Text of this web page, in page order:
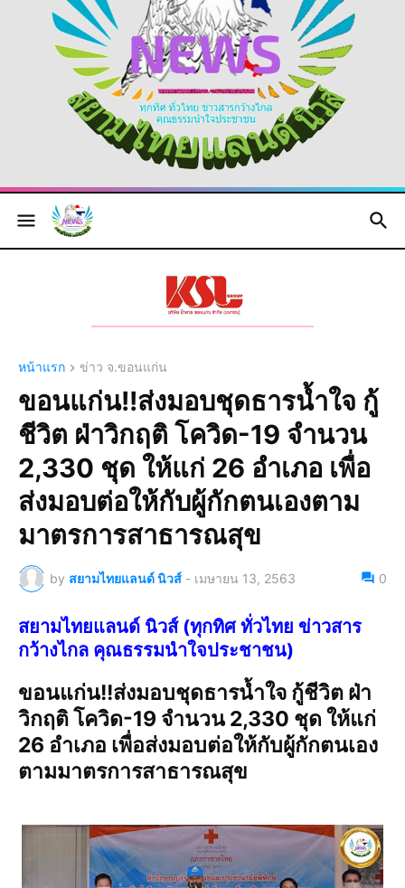
หน้าแรก ข่าว จ.ขอนแก่น
ขอนแก่น!!ส่งมอบชุดธารน้ำใจ กู้
ชีวิต ฝ่าวิกฤติ โควิด-19 จำนวน
2,330 ชุด ให้แก่ 26 อำเภอ เพื่อ
ส่งมอบต่อให้กับผู้กักตนเองตาม
มาตรการสาธารณสุข
by สยามไทยแลนด์ นิวส์ - เมษายน 13, 2563 0
สยามไทยแลนด์ นิวส์ (ทุกทิศ ทั่วไทย ข่าวสาร
กว้างไกล คุณธรรมนำใจประชาชน)
ขอนแก่น!!ส่งมอบชุดธารน้ำใจ กู้ชีวิต ฝ่า
วิกฤติ โควิด-19 จำนวน 2,330 ชุด ให้แก่
26 อำเภอ เพื่อส่งมอบต่อให้กับผู้กักตนเอง
ตามมาตรการสาธารณสุข